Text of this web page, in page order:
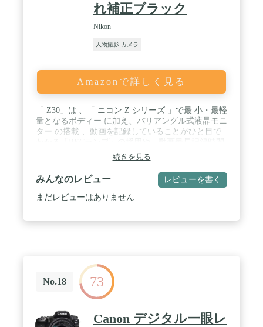
れ補正ブラック
Nikon
人物撮影 カメラ
Amazonで詳しく見る
「 Z30」は 、「 ニコン Z シリーズ 」で最 小・最軽
量となるボディー に加え、バリアングル式液晶モニ
ター の搭載 、動画を記録していることがひと目で
125分対応などにより、Vlogをはじめ、日常の撮影
からこだわりの撮影までの幅広いシーンでの動画撮
影に適したミラーレスカメラです。 / 「 ニコン
Z7」に採用した画像処理 エンジン「EXPEED 6」と
「 ニコン Z fc」に採用 したイメージセンサーを搭
な「 Creative Picture Control」 や 、 4K UHD/30p動
画 、スローモーション動画 など、よりこだわった
映像表現 にも挑戦できる機能を搭載した ミラー レ
スカメラです。 / ニコンは、今後も新次元の光学性
能を追求し、ユーザーのニーズに応えていきます。
そして、映像表現の可能 性をさらに拡げることを目
続きを見る
みんなのレビュー レビューを書く
まだレビューはありません
No.18 73
Canon デジタル一眼レ